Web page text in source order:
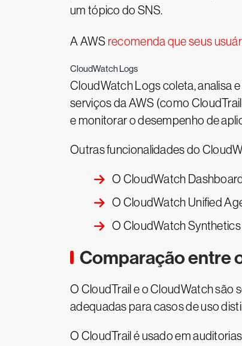
um tópico do SNS.
A AWS recomenda que seus
CloudWatch Logs
CloudWatch Logs coleta, analisa
serviços da AWS (como
e monitorar o desempenho de
Outras funcionalidades do
O CloudWatch
O CloudWatch Unified
O CloudWatch
Comparação entre
O CloudTrail e o CloudWatch são
adequadas para casos de uso
O CloudTrail é usado em